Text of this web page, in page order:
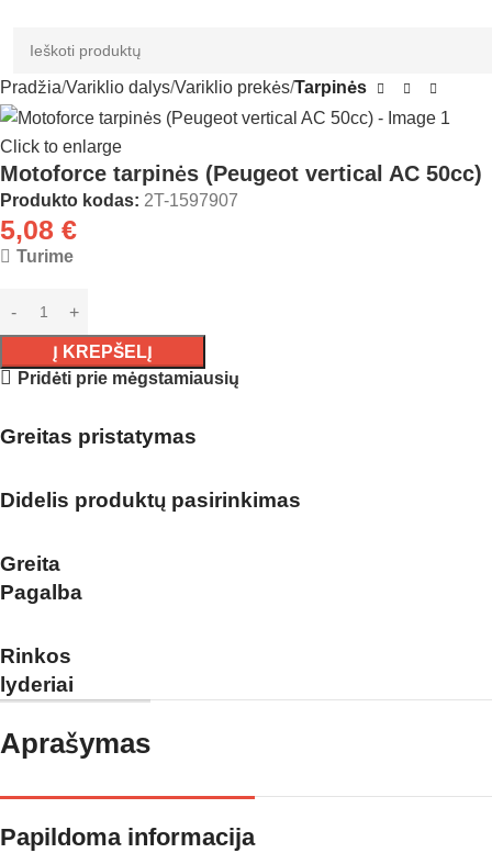
Pradžia Variklio dalys Variklio prekės Tarpinės
Click to enlarge
Motoforce tarpinės (Peugeot vertical AC 50cc)
Produkto kodas: 2T-1597907
5,08 €
Turime
Į KREPŠELĮ
Pridėti prie mėgstamiausių
Greitas pristatymas
Didelis produktų pasirinkimas
Greita
Pagalba
Rinkos
lyderiai
Aprašymas
Papildoma informacija